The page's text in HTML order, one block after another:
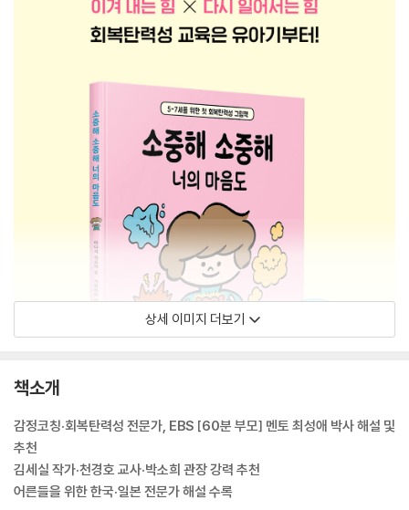
상세 이미지 더보기
책소개
감정코칭·회복탄력성 전문가, EBS [60분 부모] 멘토 최성애 박사 해설 및
추천
김세실 작가·천경호 교사·박소희 관장 강력 추천
어른들을 위한 한국·일본 전문가 해설 수록